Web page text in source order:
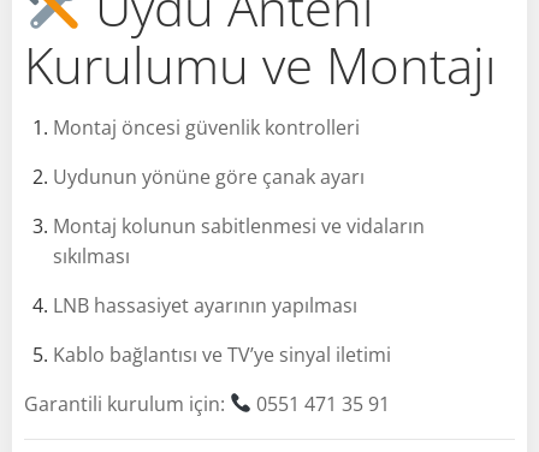
Kurulumu ve Montajı
Montaj öncesi güvenlik kontrolleri
Uydunun yönüne göre çanak ayarı
Montaj kolunun sabitlenmesi ve vidaların
sıkılması
LNB hassasiyet ayarının yapılması
Kablo bağlantısı ve TV’ye sinyal iletimi
Garantili kurulum için:
0551 471 35 91